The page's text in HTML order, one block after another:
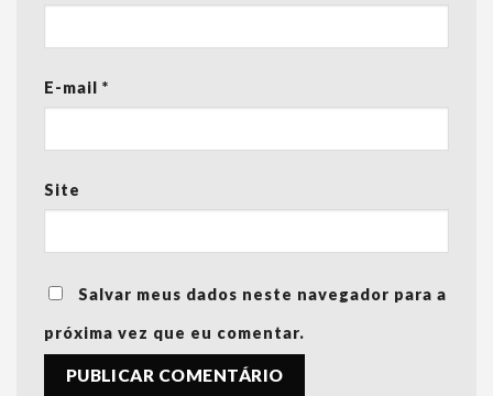
E-mail *
Site
Salvar meus dados neste navegador para a
próxima vez que eu comentar.